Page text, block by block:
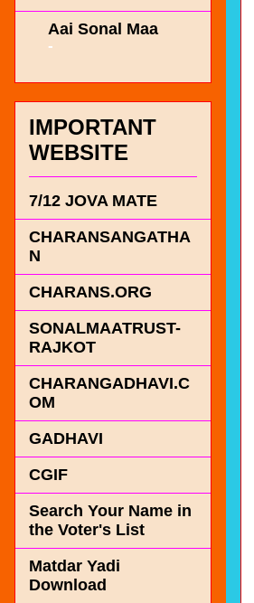
Aai Sonal Maa
-
IMPORTANT
WEBSITE
7/12 JOVA MATE
CHARANSANGATHA
N
CHARANS.ORG
SONALMAATRUST-
RAJKOT
CHARANGADHAVI.C
OM
GADHAVI
CGIF
Search Your Name in
the Voter's List
Matdar Yadi
Download